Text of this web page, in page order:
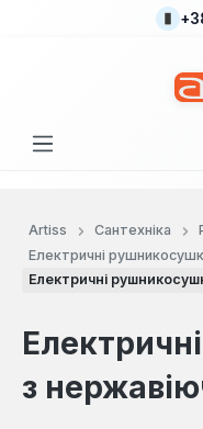
Перейти до
Artiss Сантехніка
Електричні
Електричні
з